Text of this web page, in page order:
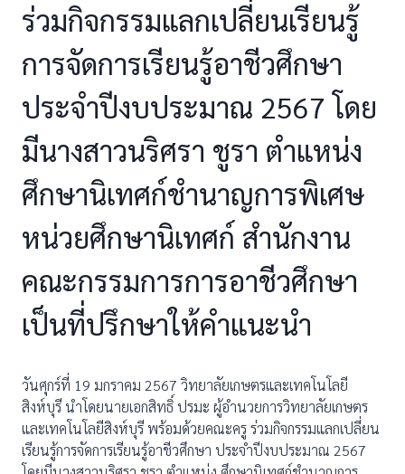
ร่วมกิจกรรมแลกเปลี่ยนเรียนรู้
การจัดการเรียนรู้อาชีวศึกษา
ประจำปีงบประมาณ 2567 โดย
มีนางสาวนริศรา ชูรา ตำแหน่ง
ศึกษานิเทศก์ชำนาญการพิเศษ
หน่วยศึกษานิเทศก์ สำนักงาน
คณะกรรมการการอาชีวศึกษา
เป็นที่ปรึกษาให้คำแนะนำ
วันศุกร์ที่ 19 มกราคม 2567 วิทยาลัยเกษตรและเทคโนโลยี
สิงห์บุรี นำโดยนายเอกสิทธิ์ ปรมะ ผู้อำนวยการวิทยาลัยเกษตร
และเทคโนโลยีสิงห์บุรี พร้อมด้วยคณะครู ร่วมกิจกรรมแลกเปลี่ยน
เรียนรู้การจัดการเรียนรู้อาชีวศึกษา ประจำปีงบประมาณ 2567